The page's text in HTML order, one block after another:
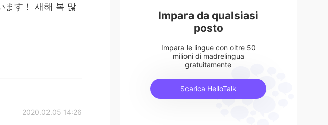
す！ 새해 복 많
2020.02.05 14:26
Impara da qualsiasi
posto
Impara le lingue con oltre 50
milioni di madrelingua
gratuitamente
Scarica HelloTalk